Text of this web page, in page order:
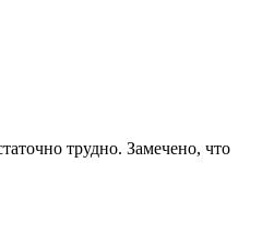
трудно. Замечено, что